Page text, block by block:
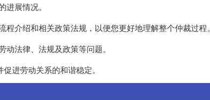
展情况。
介绍和相关政策法规，以便您更好地理解整个仲裁过程。
法律、法规及政策等问题。
进劳动关系的和谐稳定。